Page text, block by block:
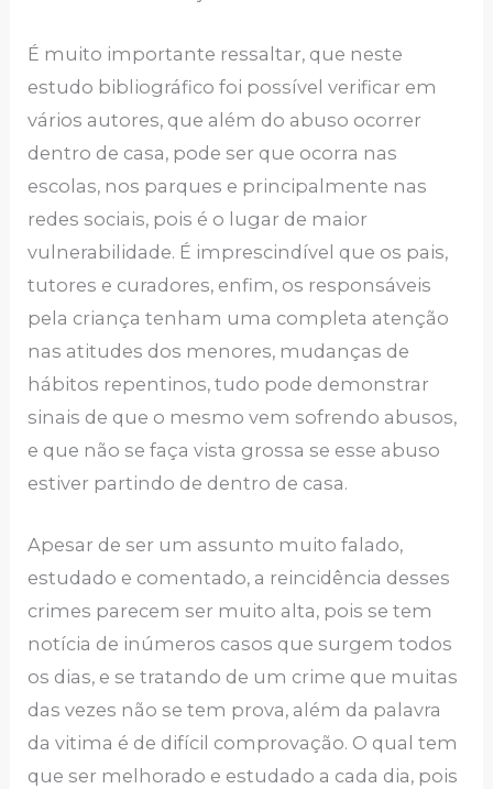
É muito importante ressaltar, que neste
estudo bibliográfico foi possível verificar em
vários autores, que além do abuso ocorrer
dentro de casa, pode ser que ocorra nas
escolas, nos parques e principalmente nas
redes sociais, pois é o lugar de maior
vulnerabilidade. É imprescindível que os pais,
tutores e curadores, enfim, os responsáveis
pela criança tenham uma completa atenção
nas atitudes dos menores, mudanças de
hábitos repentinos, tudo pode demonstrar
sinais de que o mesmo vem sofrendo abusos,
e que não se faça vista grossa se esse abuso
estiver partindo de dentro de casa.
Apesar de ser um assunto muito falado,
estudado e comentado, a reincidência desses
crimes parecem ser muito alta, pois se tem
notícia de inúmeros casos que surgem todos
os dias, e se tratando de um crime que muitas
das vezes não se tem prova, além da palavra
da vitima é de difícil comprovação. O qual tem
que ser melhorado e estudado a cada dia, pois